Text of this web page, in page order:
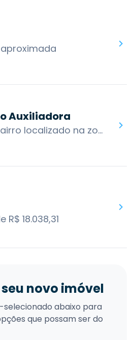
Auxiliadora
Auxiliadora é um bairro localizado na zona norte de Porto Alegre, está inserido em uma região nobre que reúne um grupo de dezenove bairros com afinidades entre si. A área em que está compreendida é uma das partes mais antigas da cidade, que se desenvolveu ao redor do Centro Histórico.Possui ruas planejadas, um misto de casas antigas e edifícios mais modernos e oferece um comércio variado com bares, casas noturnas e restaurantes.O bairro também possui acesso por algumas das principais vias da cidade: Av. Plínio Brasil Milano, R. 24 de Outubro, Av. Carlos Gomes, Marquês do Pombal, R. Marcelo GamaOs bairros nos arredores são: Mont'Serrat, Boa Vista, Higienópolis, Moinhos de Vento, Rio Branco, Bela Vista, Protásio AlvesVocê encontra no bairro Auxiliadora: Colégio Estadual Piratini, Hospital Militar de Área de Porto Alegre, La Mafia Barbearia Social Club, Zaffari Bordini
18.038,31
novo imóvel
abaixo para
que possam ser do